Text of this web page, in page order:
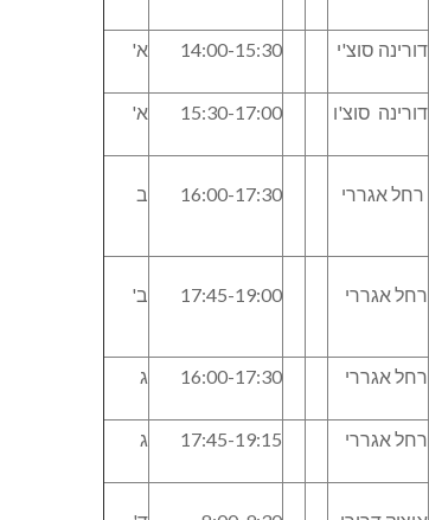
דורינה סוצ'י 14:00-15:30 א'
דורינה סוצ'ו 15:30-17:00 א'
רחל אגררי 16:00-17:30 ב
רחל אגררי 17:45-19:00 ב'
רחל אגררי 16:00-17:30 ג
רחל אגררי 17:45-19:15 ג